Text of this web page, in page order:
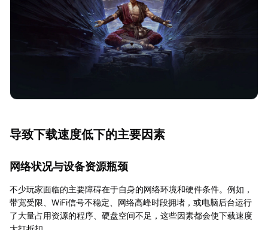
导致下载速度低下的主要因素
网络状况与设备资源瓶颈
不少玩家面临的主要障碍在于自身的网络环境和硬件条件。例如，
带宽受限、WiFi信号不稳定、网络高峰时段拥堵，或电脑后台运行
了大量占用资源的程序、硬盘空间不足，这些因素都会使下载速度